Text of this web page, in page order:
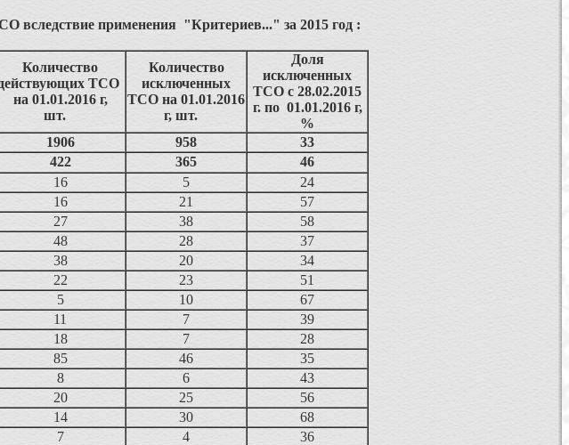
вследствие применения "Критериев..." за 2015 год :
Количество
ТСО
на 01.01.2016 г,
шт.
Количество
исключенных
ТСО на 01.01.2016
г, шт.
Доля
исключенных
ТСО с 28.02.2015
г. по 01.01.2016 г,
%
1906 958
33
422 365
46
16 5
24
16 21
57
27 38
58
48 28
37
38 20
34
22 23
51
5 10
67
11 7
39
18 7
28
85 46
35
8 6
43
20 25
56
14 30
68
7 4
36